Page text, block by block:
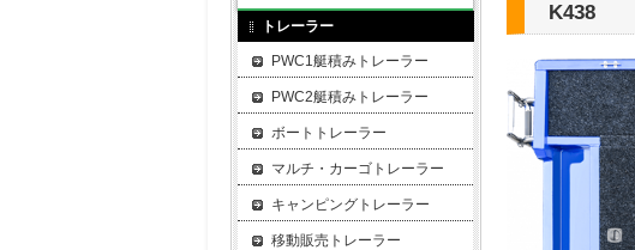
K438
トレーラー
PWC1艇積みトレーラー
PWC2艇積みトレーラー
ボートトレーラー
マルチ・カーゴトレーラー
キャンピングトレーラー
移動販売トレーラー